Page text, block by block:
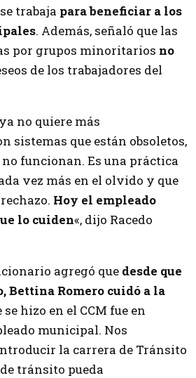
trabaja para beneficiar a los
. Además, señaló que las
por grupos minoritarios no
de los trabajadores del
no quiere más
sistemas que están obsoletos,
funcionan. Es una práctica
vez más en el olvido y que
Hoy el empleado
lo cuiden«, dijo Racedo
agregó que desde que
Bettina Romero cuidó a la
se hizo en el CCM fue en
municipal. Nos
la carrera de Tránsito
tránsito pueda